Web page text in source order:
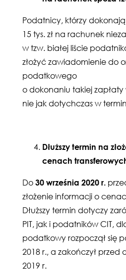
Podatnicy, którzy
15 tys. zł na rachunek
w tzw. białej liście
złożyć zawiadomienie do
podatkowego
o dokonaniu takiej zapłaty
nie jak dotychczas w
Dłuższy termin na
cenach
Do 30 września 2020 r.
złożenie informacji o
Dłuższy termin dotyczy
PIT, jak i podatników CIT,
podatkowy rozpoczął się
2018 r., a zakończył przed
2019 r.